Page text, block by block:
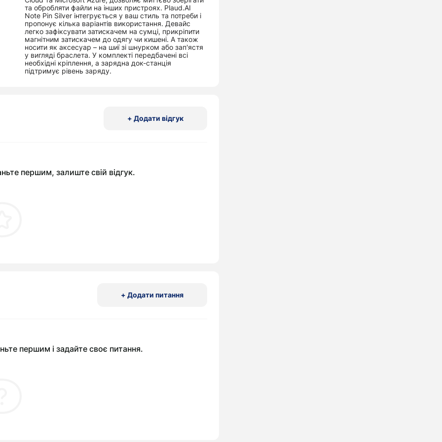
та обробляти файли на інших пристроях. Plaud.AI
Note Pin Silver інтегрується у ваш стиль та потреби і
пропонує кілька варіантів використання. Девайс
легко зафіксувати затискачем на сумці, прикріпити
магнітним затискачем до одягу чи кишені. А також
носити як аксесуар – на шиї зі шнурком або зап'ястя
у вигляді браслета. У комплекті передбачені всі
необхідні кріплення, а зарядна док-станція
підтримує рівень заряду.
+ Додати відгук
першим, залиште свій відгук.
+ Додати питання
першим і задайте своє питання.